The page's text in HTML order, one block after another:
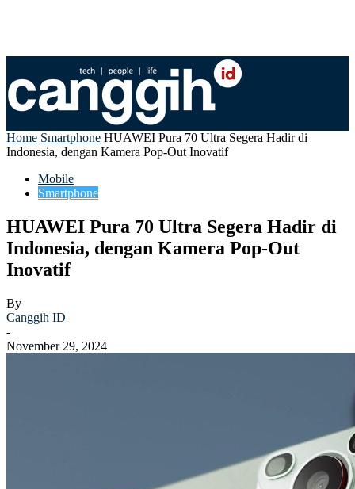
Home Smartphone HUAWEI Pura 70 Ultra Segera Hadir di
Indonesia, dengan Kamera Pop-Out Inovatif
Mobile
Smartphone
HUAWEI Pura 70 Ultra Segera Hadir di
Indonesia, dengan Kamera Pop-Out
Inovatif
By
Canggih ID
-
November 29, 2024